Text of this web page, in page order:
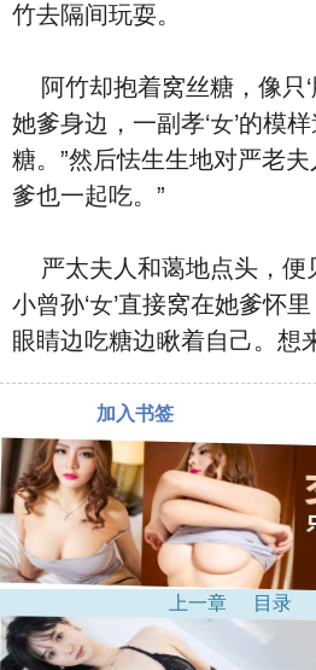
竹去隔间玩耍。
阿竹却抱着窝丝糖，像只‘
她爹⾝边，一副孝‘女’的模
糖。”然后怯生生地对严老
爹也‮起一‬吃。”
严太夫人和蔼地点头，便见
小曾孙‘女’直接窝在她爹怀
加入书签
上一章 目录